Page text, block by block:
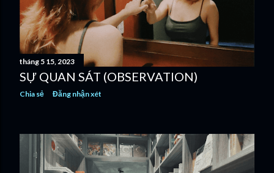
tháng 5 15, 2023
SỰ QUAN SÁT (OBSERVATION)
Chia sẻ Đăng nhận xét